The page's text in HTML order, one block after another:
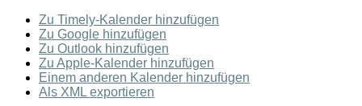
Zu Timely-Kalender hinzufügen
Zu Google hinzufügen
Zu Outlook hinzufügen
Zu Apple-Kalender hinzufügen
Einem anderen Kalender hinzufügen
Als XML exportieren